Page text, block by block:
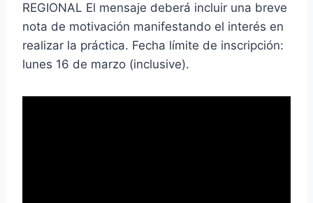
REGIONAL El mensaje deberá incluir una breve
nota de motivación manifestando el interés en
realizar la práctica. Fecha límite de inscripción:
lunes 16 de marzo (inclusive).